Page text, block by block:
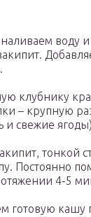
воду и
клубнику
– крупную
и свежие
тонкой
Постоянно
4-5
готовую кашу